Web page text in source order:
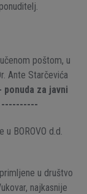
poštom, u
Ante Starčevića
ponuda za javni
----------
BOROVO d.d.
u društvo
najkasnije